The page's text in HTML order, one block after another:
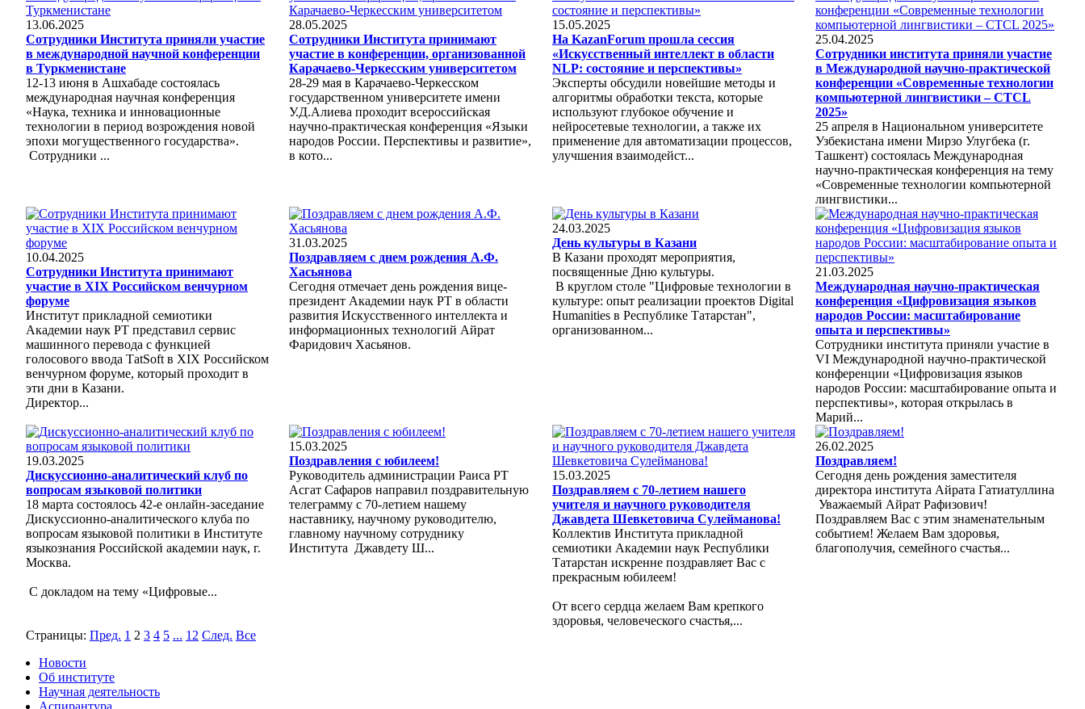
13.06.2025
Сотрудники Института приняли участие
в международной научной конференции
в Туркменистане
12-13 июня в Ашхабаде состоялась
международная научная конференция
«Наука, техника и инновационные
технологии в период возрождения новой
эпохи могущественного государства».
Сотрудники ...
28.05.2025
Сотрудники Института принимают
участие в конференции, организованной
Карачаево-Черкесским университетом
28-29 мая в Карачаево-Черкесском
государственном университете имени
У.Д.Алиева проходит всероссийская
научно-практическая конференция «Языки
народов России. Перспективы и развитие»,
в кото...
15.05.2025
На KazanForum прошла сессия
«Искусственный интеллект в области
NLP: состояние и перспективы»
Эксперты обсудили новейшие методы и
алгоритмы обработки текста, которые
используют глубокое обучение и
нейросетевые технологии, а также их
применение для автоматизации процессов,
улучшения взаимодейст...
25.04.2025
Сотрудники института приняли участие
в Международной научно-практической
конференции «Современные технологии
компьютерной лингвистики – CTCL
2025»
25 апреля в Национальном университете
Узбекистана имени Мирзо Улугбека (г.
Ташкент) состоялась Международная
научно-практическая конференция на тему
«Современные технологии компьютерной
лингвистики...
10.04.2025
Сотрудники Института принимают
участие в XIX Российском венчурном
форуме
Институт прикладной семиотики
Академии наук РТ представил сервис
машинного перевода с функцией
голосового ввода ТatSoft в XIX Российском
венчурном форуме, который проходит в
эти дни в Казани.
Директор...
31.03.2025
Поздравляем с днем рождения А.Ф.
Хасьянова
Сегодня отмечает день рождения вице-
президент Академии наук РТ в области
развития Искусственного интеллекта и
информационных технологий Айрат
Фаридович Хасьянов.
24.03.2025
День культуры в Казани
В Казани проходят мероприятия,
посвященные Дню культуры.
В круглом столе "Цифровые технологии в
культуре: опыт реализации проектов Digital
Humanities в Республике Татарстан",
организованном...
21.03.2025
Международная научно-практическая
конференция «Цифровизация языков
народов России: масштабирование
опыта и перспективы»
Сотрудники института приняли участие в
VI Международной научно-практической
конференции «Цифровизация языков
народов России: масштабирование опыта и
перспективы», которая открылась в
Марий...
19.03.2025
Дискуссионно-аналитический клуб по
вопросам языковой политики
18 марта состоялось 42-е онлайн-заседание
Дискуссионно-аналитического клуба по
вопросам языковой политики в Институте
языкознания Российской академии наук, г.
Москва.
С докладом на тему «Цифровые...
15.03.2025
Поздравления с юбилеем!
Руководитель администрации Раиса РТ
Асгат Сафаров направил поздравительную
телеграмму с 70-летием нашему
наставнику, научному руководителю,
главному научному сотруднику
Института Джавдету Ш...
15.03.2025
Поздравляем с 70-летием нашего
учителя и научного руководителя
Джавдета Шевкетовича Сулейманова!
Коллектив Института прикладной
семиотики Академии наук Республики
Татарстан искренне поздравляет Вас с
прекрасным юбилеем!
От всего сердца желаем Вам крепкого
здоровья, человеческого счастья,...
26.02.2025
Поздравляем!
Сегодня день рождения заместителя
директора института Айрата Гатиатуллина
Уважаемый Айрат Рафизович!
Поздравляем Вас с этим знаменательным
событием! Желаем Вам здоровья,
благополучия, семейного счастья...
Страницы: Пред. 1 2 3 4 5 ... 12 След. Все
Новости
Об институте
Научная деятельность
Аспирантура